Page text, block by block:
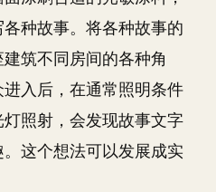
种故事。将各种故事的
筑不同房间的各种角
入后，在通常照明条件
照射，会发现故事文字
这个想法可以发展成实